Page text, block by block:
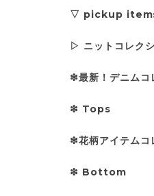
▽ pickup
▷ ニットコレク
❇︎最新！デニムコ
❇︎ Tops
❇︎花柄アイテムコ
❇︎ Bottom